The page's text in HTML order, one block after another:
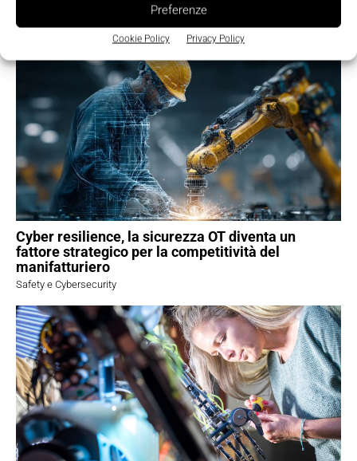
Preferenze
Cookie Policy Privacy Policy
TI POTREBBERO INTERESSARE ⇢
Cyber resilience, la sicurezza OT diventa un
fattore strategico per la competitività del
manifatturiero
Safety e Cybersecurity